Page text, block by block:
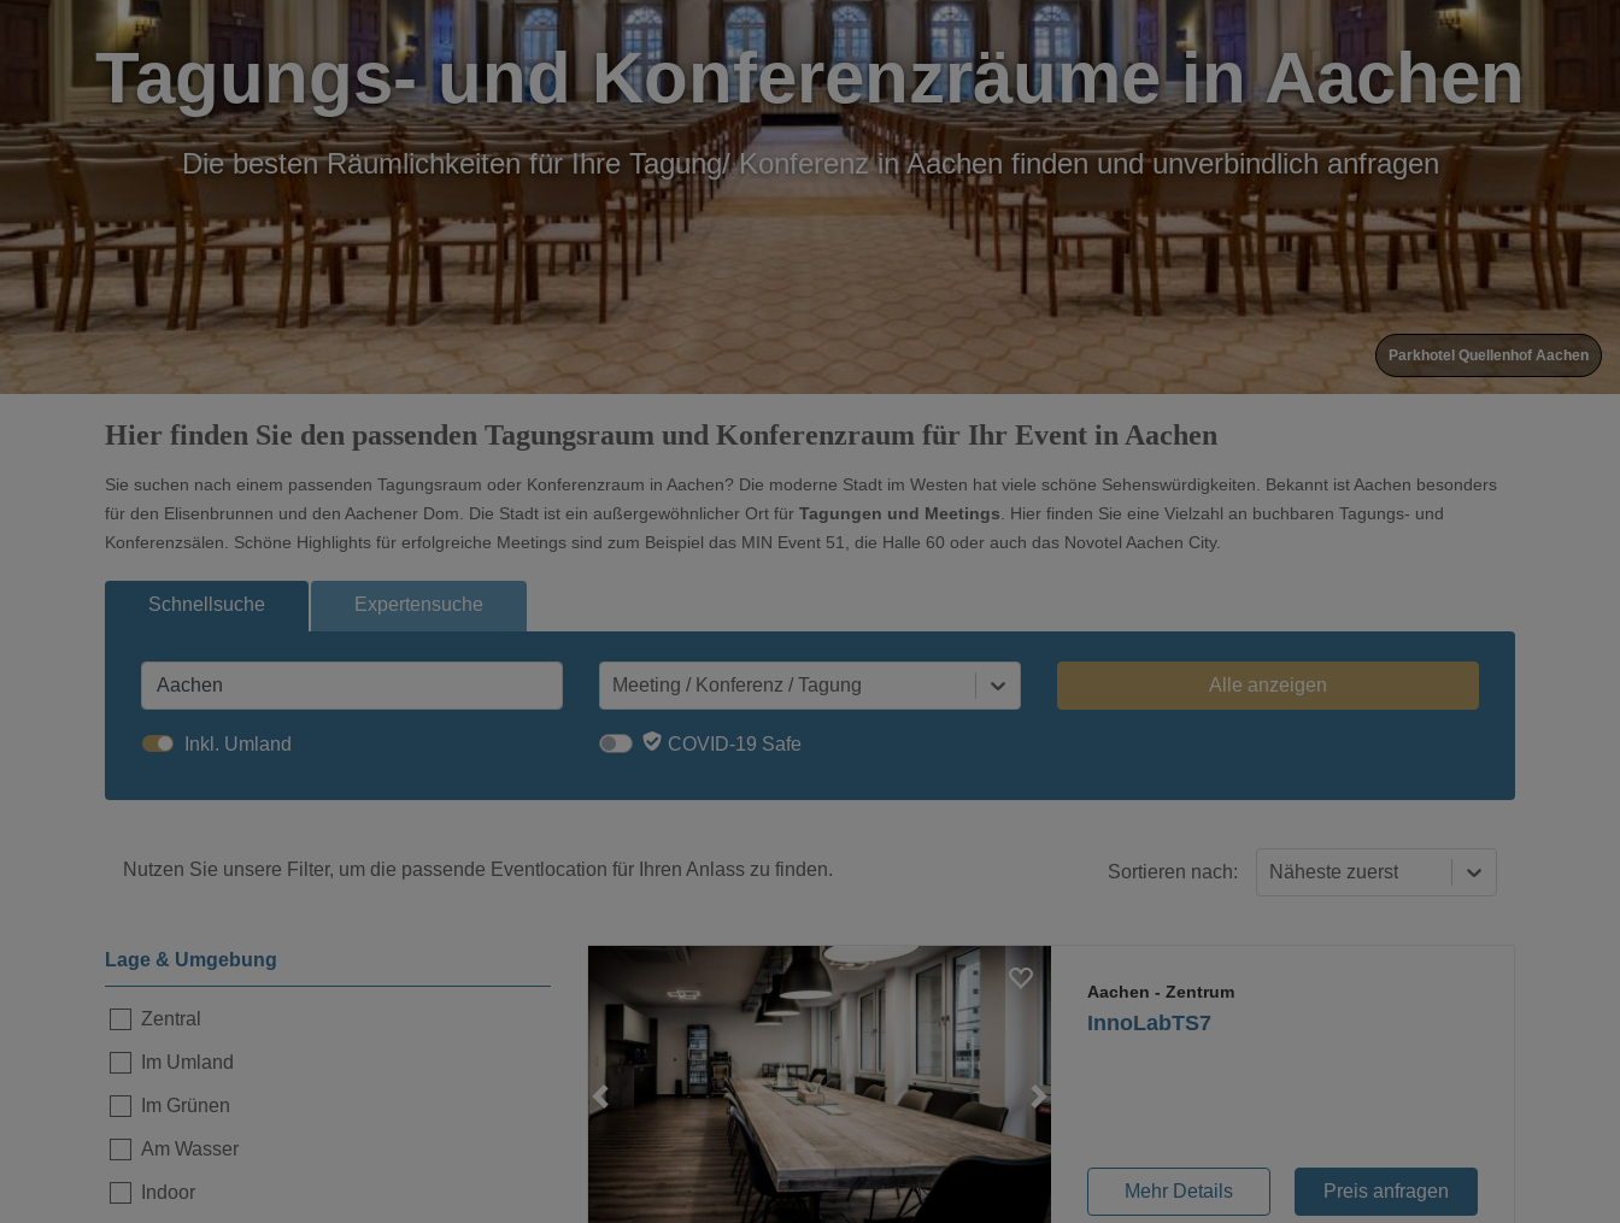
Tagungs- und Konferenzräume in Aachen
Die besten Räumlichkeiten für Ihre Tagung/ Konferenz in Aachen finden und unverbindlich anfragen
Parkhotel Quellenhof Aachen
Hier finden Sie den passenden Tagungsraum und Konferenzraum für Ihr Event in Aachen
Sie suchen nach einem passenden Tagungsraum oder Konferenzraum in Aachen? Die moderne Stadt im Westen hat viele schöne Sehenswürdigkeiten. Bekannt ist Aachen besonders
für den Elisenbrunnen und den Aachener Dom. Die Stadt ist ein außergewöhnlicher Ort für Tagungen und Meetings . Hier finden Sie eine Vielzahl an buchbaren Tagungs- und
Konferenzsälen. Schöne Highlights für erfolgreiche Meetings sind zum Beispiel das MIN Event 51, die Halle 60 oder auch das Novotel Aachen City.
Schnellsuche Expertensuche
Meeting / Konferenz / Tagung Alle anzeigen
Inkl. Umland COVID-19 Safe
Nutzen Sie unsere Filter, um die passende Eventlocation für Ihren Anlass zu finden. Sortieren nach: Näheste zuerst
Lage & Umgebung
Zentral
Im Umland
Im Grünen
Am Wasser
Indoor
Loading...
InnoLabTS7
Aachen - Zentrum
Mehr Details Preis anfragen